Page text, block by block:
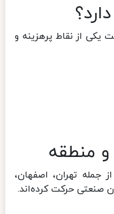
از نقاط پرهزینه و
منطقه
تهران، اصفهان،
حرکت کرده‌اند.